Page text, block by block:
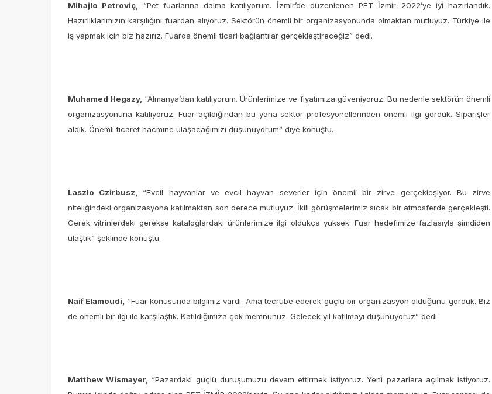
Mihajlo Petroviç,
“Pet fuarlarına daima katılıyorum. İzmir’de düzenlenen PET İzmir 2022’ye iyi hazırlandık.
Hazırlıklarımızın karşılığını fuardan alıyoruz. Sektörün önemli bir organizasyonunda olmaktan mutluyuz. Türkiye ile
iş yapmak için biz hazırız. Fuarda önemli ticari bağlantılar gerçekleştireceğiz” dedi.
Muhamed Hegazy, “Almanya’dan katılıyorum. Ürünlerimize ve fiyatımıza güveniyoruz. Bu nedenle sektörün önemli
organizasyonuna katılıyoruz. Fuar açıldığından bu yana sektör profesyonellerinden önemli ilgi gördük. Siparişler
aldık. Önemli ticaret hacmine ulaşacağımızı düşünüyorum” diye konuştu.
Laszlo Czirbusz,
“Evcil hayvanlar ve evcil hayvan severler için önemli bir zirve gerçekleşiyor. Bu zirve
niteliğindeki organizasyona katılmaktan son derece mutluyuz. İkili görüşmelerimiz sıcak bir atmosferde gerçekleşti.
Gerek vitrinlerdeki gerekse kataloglardaki ürünlerimize ilgi oldukça yüksek. Fuar hedefimize fazlasıyla şimdiden
ulaştık” şeklinde konuştu.
Naif Elamoudi,
“Fuar konusunda bilgimiz vardı. Ama tecrübe ederek güçlü bir organizasyon olduğunu gördük. Biz
de önemli bir ilgi ile karşılaştık. Katıldığımıza çok memnunuz. Gelecek yıl katılmayı düşünüyoruz” dedi.
Matthew Wismayer,
“Pazardaki güçlü duruşumuzu devam ettirmek istiyoruz. Yeni pazarlara açılmak istiyoruz.